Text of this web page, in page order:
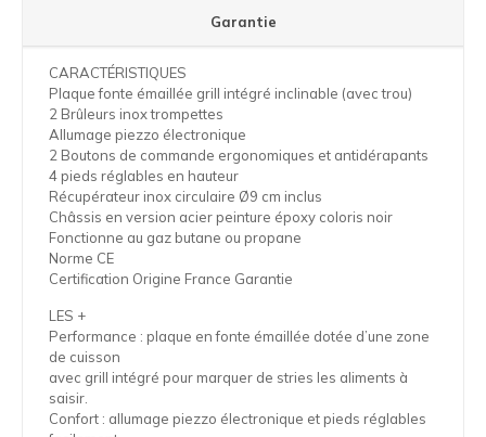
Garantie
CARACTÉRISTIQUES
Plaque fonte émaillée grill intégré inclinable (avec trou)
2 Brûleurs inox trompettes
Allumage piezzo électronique
2 Boutons de commande ergonomiques et antidérapants
4 pieds réglables en hauteur
Récupérateur inox circulaire Ø9 cm inclus
Châssis en version acier peinture époxy coloris noir
Fonctionne au gaz butane ou propane
Norme CE
Certification Origine France Garantie
LES +
Performance : plaque en fonte émaillée dotée d’une zone
de cuisson
avec grill intégré pour marquer de stries les aliments à
saisir.
Confort : allumage piezzo électronique et pieds réglables